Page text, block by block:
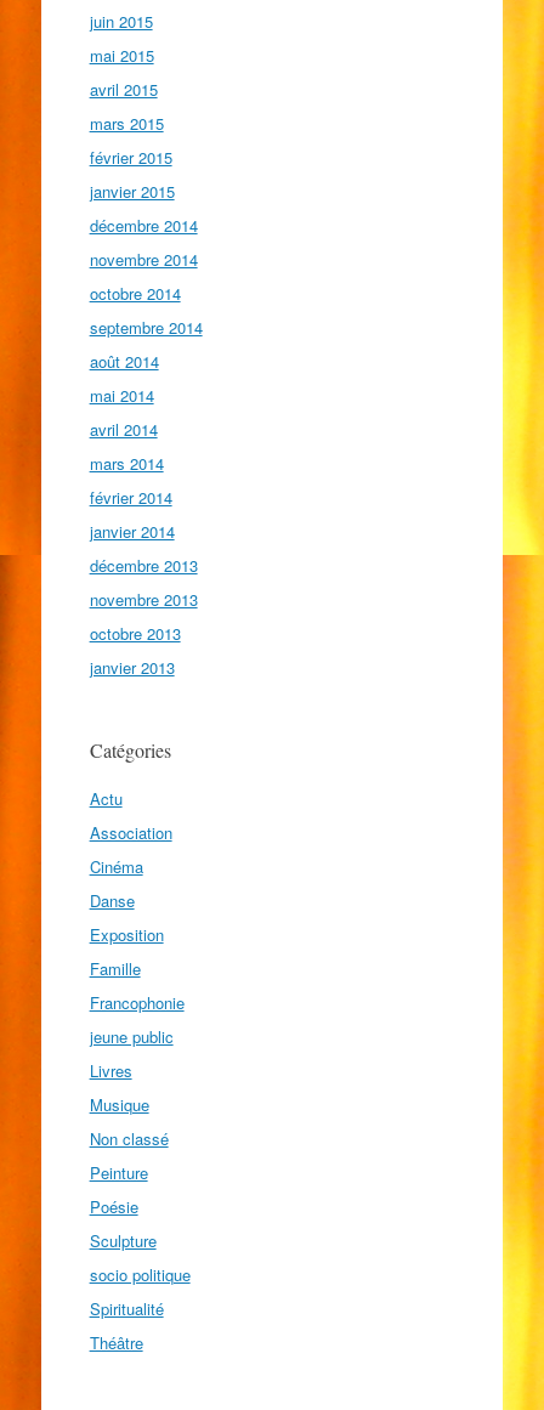
juin 2015
mai 2015
avril 2015
mars 2015
février 2015
janvier 2015
décembre 2014
novembre 2014
octobre 2014
septembre 2014
août 2014
mai 2014
avril 2014
mars 2014
février 2014
janvier 2014
décembre 2013
novembre 2013
octobre 2013
janvier 2013
Catégories
Actu
Association
Cinéma
Danse
Exposition
Famille
Francophonie
jeune public
Livres
Musique
Non classé
Peinture
Poésie
Sculpture
socio politique
Spiritualité
Théâtre